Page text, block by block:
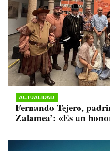
ACTUALIDAD
Fernando Tejero,
Zalamea’: «Es un